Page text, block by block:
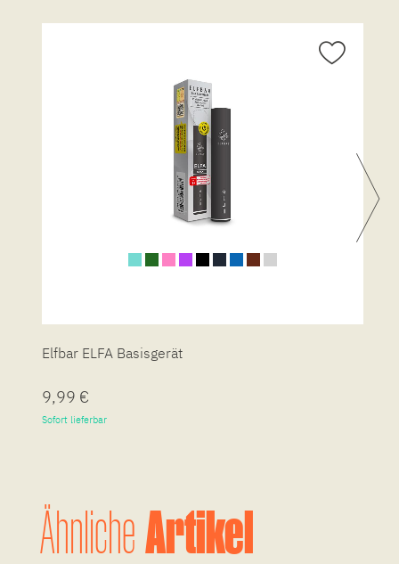
Elfbar ELFA Basisgerät
9,99 €
Sofort lieferbar
ÄhnlicheArtikel